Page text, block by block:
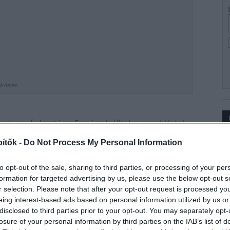
- Do Not Process My Personal Information
opt-out of the sale, sharing to third parties, or processing of your
for targeted advertising by us, please use the below opt-out
selection. Please note that after your opt-out request is processed
interest-based ads based on personal information utilized by us
to third parties prior to your opt-out. You may separately
of your personal information by third parties on the IAB’s list of
fejlesztése. Egy éve leálltak a munkálatok,
folytatódhat a beruházás, az ígéreteknek
megvalósítandó fejlesztés az alábbiak szerint
vitorlásklub, belső út és parkoló, valamint a
tájépítés részeként az ökopark és szabadidőpark
kivitelezési feladatainak elvégzése.